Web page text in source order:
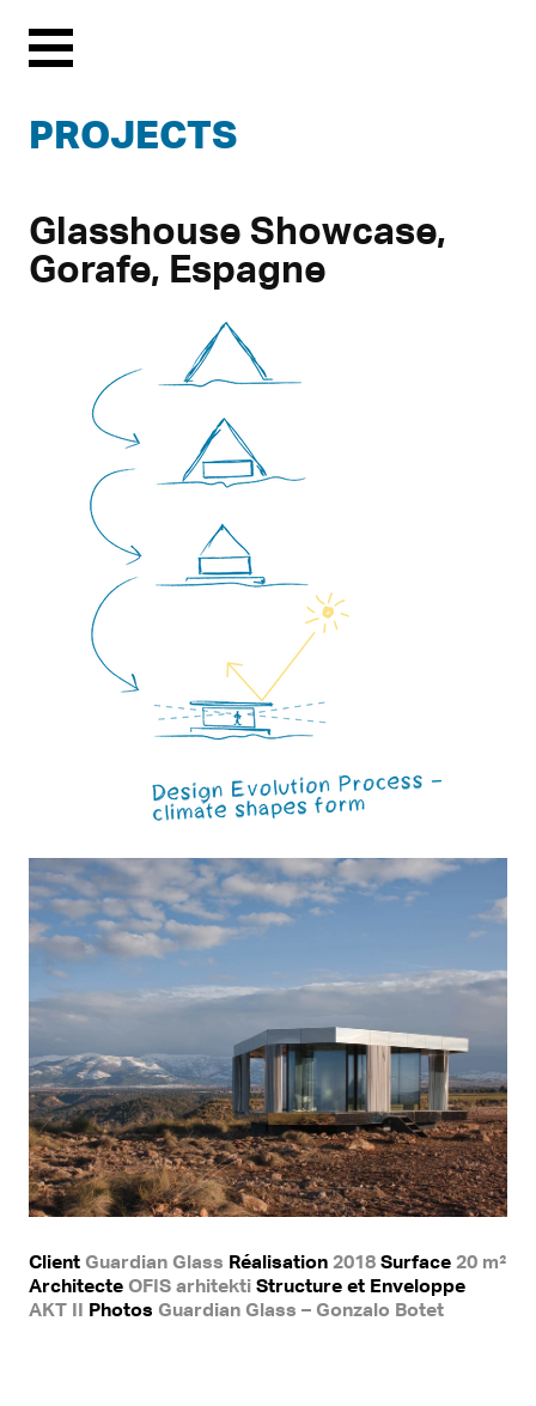
Menu
PROJECTS
Glasshouse Showcase,
Gorafe, Espagne
Client Guardian Glass Réalisation 2018 Surface 20 m²
Architecte OFIS arhitekti Structure et Enveloppe
AKT II Photos Guardian Glass – Gonzalo Botet